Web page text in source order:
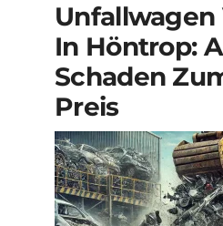
In Höntrop:
Schaden
Preis